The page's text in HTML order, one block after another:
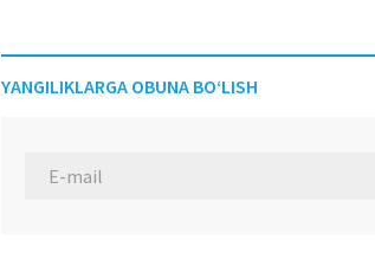
YANGILIKLARGA OBUNA BO‘LISH